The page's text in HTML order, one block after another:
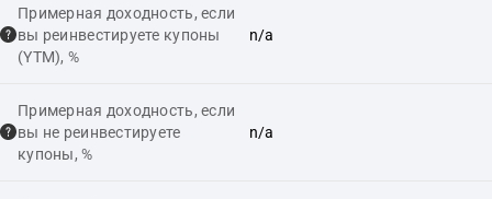
Примерная доходность, если
вы реинвестируете купоны
(YTM), %
n/a
Примерная доходность, если
вы не реинвестируете
купоны, %
n/a